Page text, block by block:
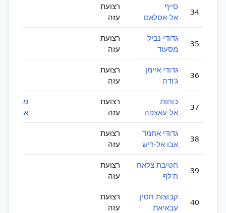
34
סייף
אל-אסלאם
רצועת
עזה
35
גדודי נביל
מסעוד
רצועת
עזה
36
גדודי איימן
ג'ודה
רצועת
עזה
37
כוחות
אל-עאצפה
רצועת
עזה
פתח
אל-
38
גדודי אחמד
אבו אל-ריש
רצועת
עזה
39
חטיבת צלאח
ח‘לף
רצועת
עזה
40
קבוצות חסין
עבאיאת
רצועת
עזה